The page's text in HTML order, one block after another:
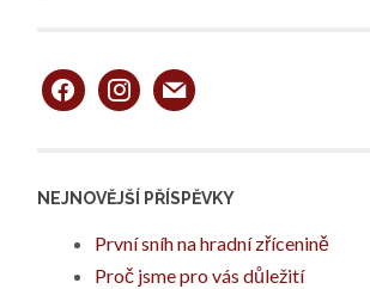
facebookinstagram
mail
NEJNOVĚJŠÍ PŘÍSPĚVKY
První sníh na hradní zřícenině
Proč jsme pro vás důležití